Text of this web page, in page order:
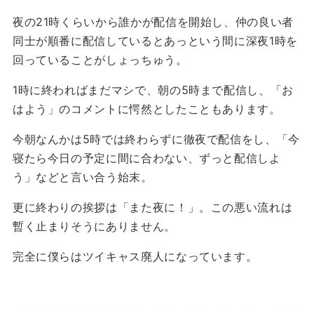
夜の21時くらいから誰かが配信を開始し、仲の良い者
同士が順番に配信しているとあっという間に深夜1時を
回っていることがしょっちゅう。
1時に終わればまだマシで、朝の5時まで配信し、「お
はよう」のコメントに愕然としたこともあります。
今朝なんかは5時では終わらずに徹夜で配信をし、「今
寝たら今日の予定に間に合わない、ずっと配信しよ
う」などと言い合う始末。
更に終わりの挨拶は「また夜に！」。この悪い流れは
暫く止まりそうにありません。
完全に僕らはツイキャス廃人になっています。